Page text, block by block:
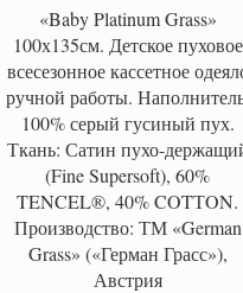
«Baby Platinum Grass»
100х135см. Детское пуховое
всесезонное кассетное
ручной работы.
100% серый гусиный пух.
Ткань: Сатин пухо-
(Fine Supersoft), 60%
TENCEL®, 40% COTТON.
Производство: ТМ «German
Grass» («Герман Грасс»),
Австрия